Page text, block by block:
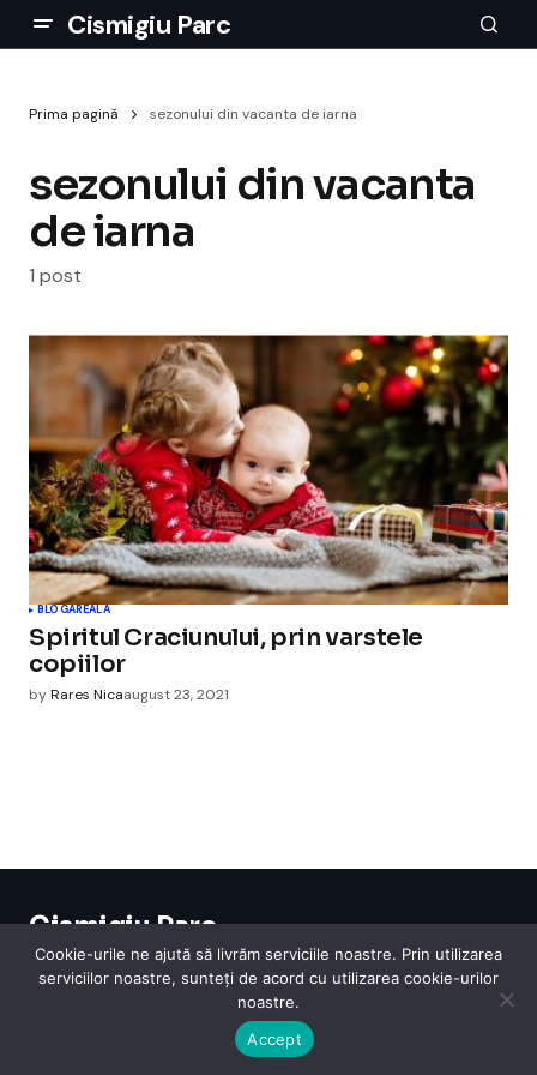
Cismigiu Parc
Prima pagină sezonului din vacanta de iarna
sezonului din vacanta
de iarna
1 post
BLOGAREALA
Spiritul Craciunului, prin varstele
copiilor
byRares Nicaaugust 23, 2021
Cismigiu Parc
© 2024 CismigiuParc. All Rights Reserved.
Internet Legislatie Medical Moda Sarbatori Telefoane
Cookie-urile ne ajută să livrăm serviciile noastre. Prin utilizarea
serviciilor noastre, sunteți de acord cu utilizarea cookie-urilor
noastre.
Accept